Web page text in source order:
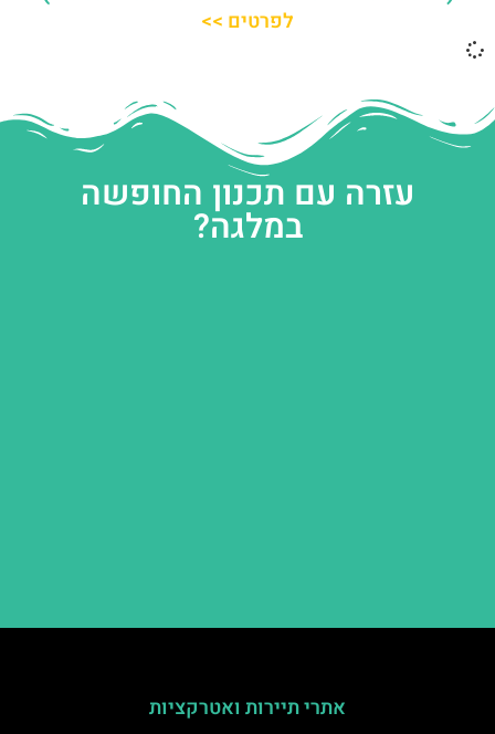
לפרטים >>
עזרה עם תכנון החופשה
במלגה?
אתרי תיירות ואטרקציות